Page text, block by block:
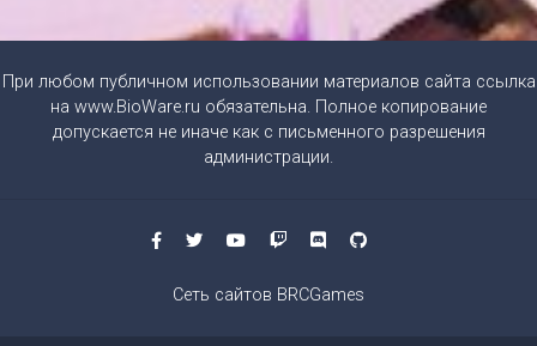
При любом публичном использовании материалов сайта ссылка
на www.BioWare.ru обязательна. Полное копирование
допускается не иначе как с письменного разрешения
администрации.
Сеть сайтов BRCGames